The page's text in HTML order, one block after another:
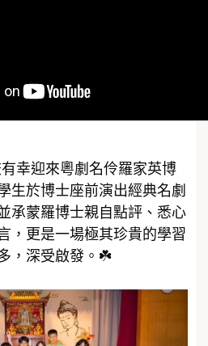
幸迎來粵劇名伶羅家英博
生於博士座前演出經典名劇
承蒙羅博士親自點評、悉心
，更是一場極其珍貴的學習
，深受啟發。☘️